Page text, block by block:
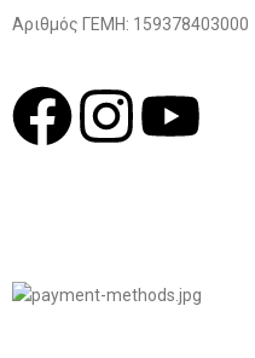
Αριθμός ΓΕΜΗ: 159378403000